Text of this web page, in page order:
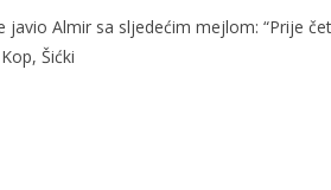
p
y
javio Almir sa sljedećim mejlom: “Prije
Šićki